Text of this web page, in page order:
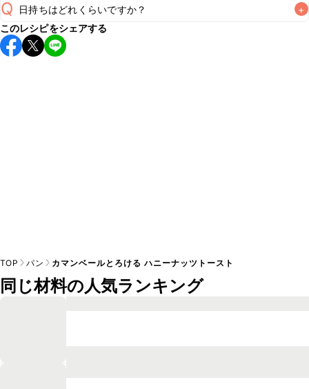
Q 日持ちはどれくらいですか？ +
保存期間は冷蔵で当日中が目安です。なるべくお早めにお召
し上がりください。
このレシピをシェアする
TOP パン カマンベールとろける ハニーナッツトースト
同じ材料の人気ランキング